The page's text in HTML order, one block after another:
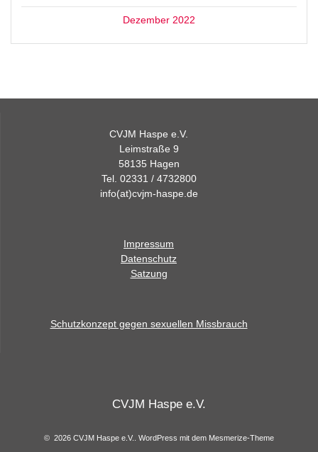
Dezember 2022
CVJM Haspe e.V.
Leimstraße 9
58135 Hagen
Tel. 02331 / 4732800
info(at)cvjm-haspe.de
Impressum
Datenschutz
Satzung
Schutzkonzept gegen sexuellen Missbrauch
CVJM Haspe e.V.
© 2026 CVJM Haspe e.V.. WordPress mit dem Mesmerize-Theme